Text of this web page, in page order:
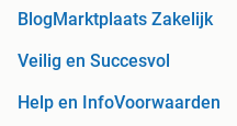
BlogMarktplaats Zakelijk
Veilig en Succesvol
Help en InfoVoorwaarden